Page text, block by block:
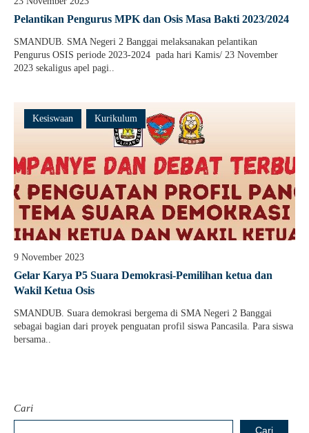
Guru Belajar
Guru Berbagi
Info Gtk
Pelantikan Pengurus MPK dan Osis Masa Bakti 2023/2024
SMANDUB. SMA Negeri 2 Banggai melaksanakan pelantikan
Pengurus OSIS periode 2023-2024 pada hari Kamis/ 23 November
2023 sekaligus apel pagi..
Kesiswaan Kurikulum
9 November 2023
Gelar Karya P5 Suara Demokrasi-Pemilihan ketua dan
Wakil Ketua Osis
SMANDUB. Suara demokrasi bergema di SMA Negeri 2 Banggai
sebagai bagian dari proyek penguatan profil siswa Pancasila. Para siswa
bersama..
Cari
Cari